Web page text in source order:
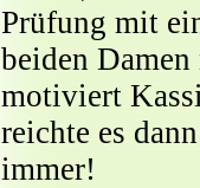
Prüfung mit
beiden
motiviert
reichte es
immer!